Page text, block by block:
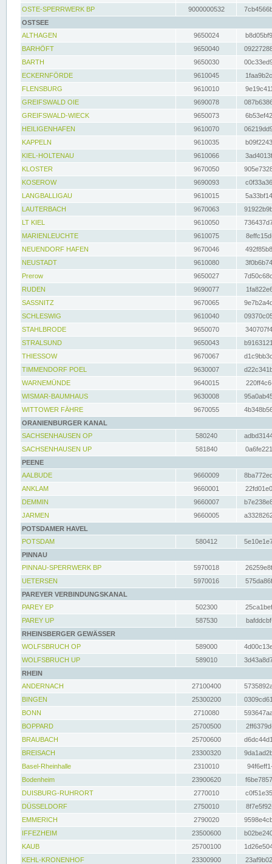
OSTE-SPERRWERK BP
9000000532
OSTSEE
ALTHAGEN
9650024
BARHÖFT
9650040
BARTH
9650030
ECKERNFÖRDE
9610045
FLENSBURG
9610010
GREIFSWALD OIE
9690078
GREIFSWALD-WIECK
9650073
HEILIGENHAFEN
9610070
KAPPELN
9610035
KIEL-HOLTENAU
9610066
KLOSTER
9670050
KOSEROW
9690093
LANGBALLIGAU
9610015
LAUTERBACH
9670063
LT KIEL
9610050
MARIENLEUCHTE
9610075
NEUENDORF HAFEN
9670046
NEUSTADT
9610080
Prerow
9650027
RUDEN
9690077
SASSNITZ
9670065
SCHLESWIG
9610040
STAHLBRODE
9650070
STRALSUND
9650043
THIESSOW
9670067
TIMMENDORF POEL
9630007
WARNEMÜNDE
9640015
WISMAR-BAUMHAUS
9630008
WITTOWER FÄHRE
9670055
ORANIENBURGER KANAL
SACHSENHAUSEN OP
580240
SACHSENHAUSEN UP
581840
PEENE
AALBUDE
9660009
ANKLAM
9660001
DEMMIN
9660007
JARMEN
9660005
POTSDAMER HAVEL
POTSDAM
580412
PINNAU
PINNAU-SPERRWERK BP
5970018
UETERSEN
5970016
PAREYER VERBINDUNGSKANAL
PAREY EP
502300
PAREY UP
587530
RHEINSBERGER GEWÄSSER
WOLFSBRUCH OP
589000
WOLFSBRUCH UP
589010
RHEIN
ANDERNACH
27100400
BINGEN
25300200
BONN
2710080
BOPPARD
25700500
BRAUBACH
25700600
BREISACH
23300320
Basel-Rheinhalle
2310010
Bodenheim
23900620
DUISBURG-RUHRORT
2770010
DÜSSELDORF
2750010
EMMERICH
2790020
IFFEZHEIM
23500600
KAUB
25700100
KEHL-KRONENHOF
23300900